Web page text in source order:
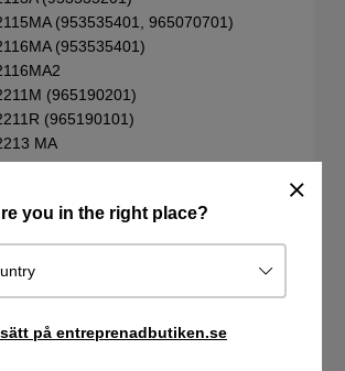
you in the right place?
på entreprenadbutiken.se
(953535401, 965070701)
(953535401)
(965190201)
(965190101)
MA
(966632001, 96677330)
4x4 (966632201, 966773501)
MA
MA 4x4
4x4 (965190701)